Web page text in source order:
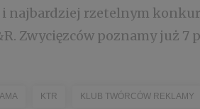
najbardziej rzetelnym
Zwycięzców poznamy już 7
KTR KLUB TWÓRCÓW REKLAMY